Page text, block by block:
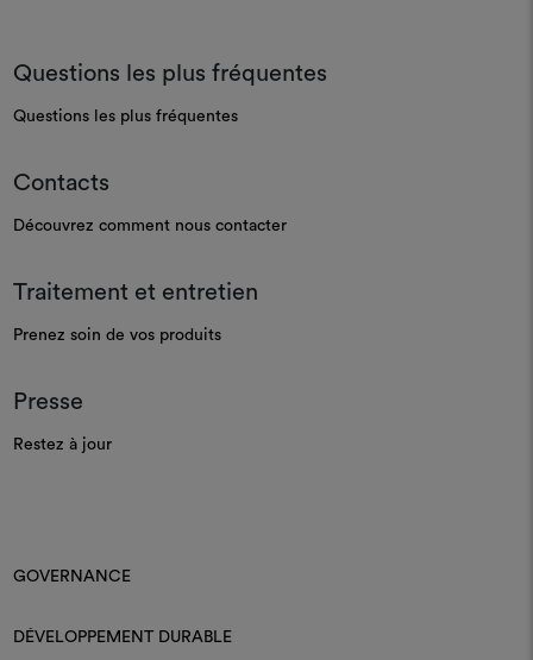
Questions les plus fréquentes
Questions les plus fréquentes
Contacts
Découvrez comment nous contacter
Traitement et entretien
Prenez soin de vos produits
Presse
Restez à jour
GOVERNANCE
DÉVELOPPEMENT DURABLE